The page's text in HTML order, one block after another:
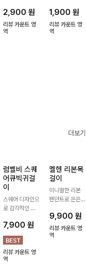
트로 스타일에
센스를 더해주는
아이템, 탄탄한
2,900 원
리뷰 카운트 영
역
데일리로 신기
좋은 덧신이에요
^^
1,900원
리뷰 카운트 영
역
더보기
럼벨비 스퀘
어큐빅귀걸
이
스퀘어 디자인으
로 감각적인 무
안에 큐빅을 담
아 더욱 고급스
럽게 연출되는
귀걸이에요~!
7,900 원
리뷰 카운트 영
역
멜헨 리본목
걸이
미니멀한 리본
펜던트로 은은한
는 목걸이예요.
골드, 실버 컬러
로 구성돼 어떤
9,900원
리뷰 카운트 영
역